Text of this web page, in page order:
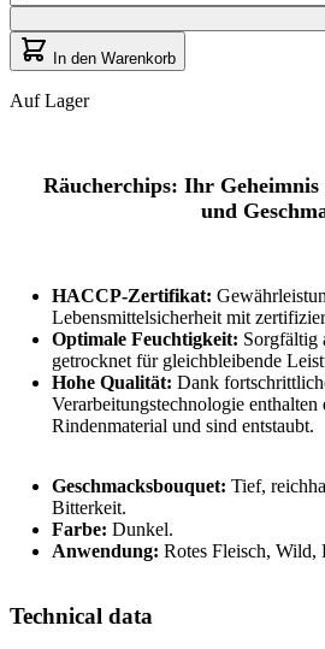
In den Warenkorb
Auf Lager
Räucherchips: Ihr
und
HACCP-Zertifikat:
Lebensmittelsicherheit mit
Optimale Feuchtigkeit: Sorgfältig
getrocknet für gleichbleibende
Hohe Qualität: Dank
Verarbeitungstechnologie enthalten
Rindenmaterial und sind entstaubt.
Geschmacksbouquet: Tief,
Bitterkeit.
Farbe: Dunkel.
Anwendung: Rotes Fleisch, Wild,
Technical data